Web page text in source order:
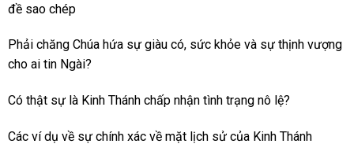
đề sao chép
Phải chăng Chúa hứa sự giàu có, sức khỏe và sự thịnh vượng
cho ai tin Ngài?
Có thật sự là Kinh Thánh chấp nhận tình trạng nô lệ?
Các ví dụ về sự chính xác về mặt lịch sử của Kinh Thánh